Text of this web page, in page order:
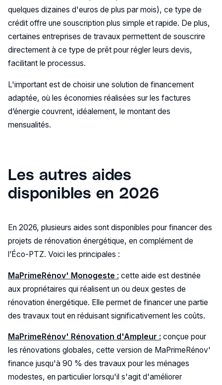
quelques dizaines d'euros de plus par mois), ce type de
crédit offre une souscription plus simple et rapide. De plus,
certaines entreprises de travaux permettent de souscrire
directement à ce type de prêt pour régler leurs devis,
facilitant le processus.
L'important est de choisir une solution de financement
adaptée, où les économies réalisées sur les factures
d’énergie couvrent, idéalement, le montant des
mensualités.
Les autres aides
disponibles en 2026
En 2026, plusieurs aides sont disponibles pour financer des
projets de rénovation énergétique, en complément de
l’Éco-PTZ. Voici les principales :
MaPrimeRénov' Monogeste : cette aide est destinée
aux propriétaires qui réalisent un ou deux gestes de
rénovation énergétique. Elle permet de financer une partie
des travaux tout en réduisant significativement les coûts​.
MaPrimeRénov' Rénovation d'Ampleur : conçue pour
les rénovations globales, cette version de MaPrimeRénov'
finance jusqu'à 90 % des travaux pour les ménages
modestes, en particulier lorsqu'il s'agit d'améliorer